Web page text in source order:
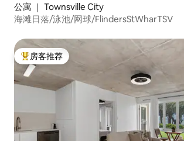
公寓 ｜ Townsville City
海滩日落/泳池/网球/FlindersStWharTSV
热门「房客推荐」
房客推荐